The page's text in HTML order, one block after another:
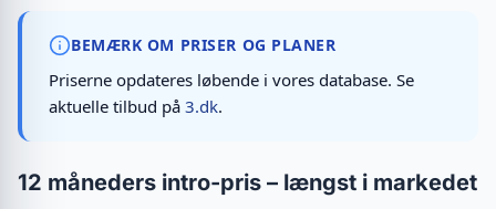
BEMÆRK OM PRISER OG PLANER
Priserne opdateres løbende i vores database. Se
aktuelle tilbud på 3.dk.
12 måneders intro-pris – længst i markedet